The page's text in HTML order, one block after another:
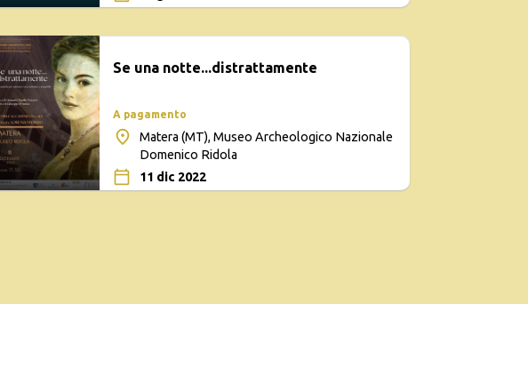
Se una notte...distrattamente
A pagamento
Matera (MT), Museo Archeologico Nazionale
Domenico Ridola
11 dic 2022